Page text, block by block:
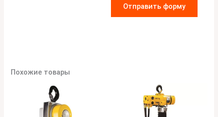
Отправить форму
Похожие товары